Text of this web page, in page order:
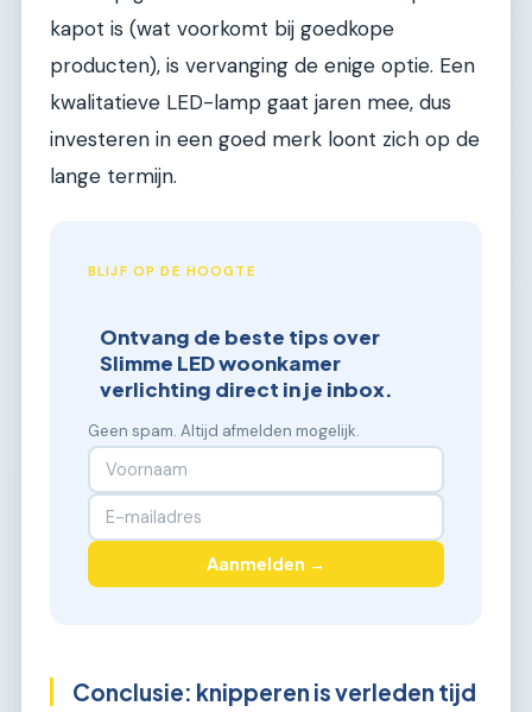
kapot is (wat voorkomt bij goedkope
producten), is vervanging de enige optie. Een
kwalitatieve LED-lamp gaat jaren mee, dus
investeren in een goed merk loont zich op de
lange termijn.
BLIJF OP DE HOOGTE
Ontvang de beste tips over
Slimme LED woonkamer
verlichting direct in je inbox.
Geen spam. Altijd afmelden mogelijk.
Aanmelden →
Conclusie: knipperen is verleden tijd